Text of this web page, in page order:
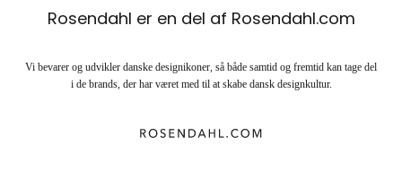
Rosendahl er en del af Rosendahl.com
Vi bevarer og udvikler danske designikoner, så både samtid og fremtid kan tage del
i de brands, der har været med til at skabe dansk designkultur.